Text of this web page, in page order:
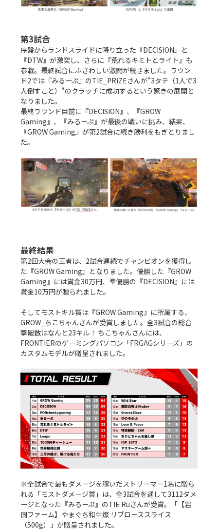
第3試合
序盤からランドスライドに降り立った『DECISION』と
『DTW』が激突し、さらに『荒れるキミトとライト』も
参戦。最終試合にふさわしい激闘が続きました。ラウン
ド2では『みるーぷ』のTIE_PRiZEさんが"3タテ（1人で3
人倒すこと）"のクラッチに成功するという驚きの展開と
なりました。
最終ラウンド目前に『DECISION』、『GROW
Gaming』、『みるーぷ』が最後の戦いに挑み、結果、
『GROW Gaming』が第2試合に続き勝利をもぎとりまし
た。
最終結果
第2回大会の王者は、2試合連続でチャンピオンを獲得し
た『GROW Gaming』となりました。優勝した『GROW
Gaming』には賞金30万円、準優勝の『DECISION』には
賞金10万円が贈られました。
そしてモストキル賞は『GROW Gaming』に所属する、
GROW_ちこちゃんさんが受賞しました。全3試合の総合
撃破数はなんと23キル！ ちこちゃんさんには、
FRONTIERのゲーミングパソコン「FRGAGシリーズ」の
カスタムモデルが贈呈されました。
※全試合で最もダメージを稼いだストリーマー1名に贈ら
れる「モストダメージ賞」は、全3試合を通して3112ダメ
ージとなった『みるーぷ』のTIE Ruさんが受賞。「【岩
国ファーム】やまぐち和牛燦 リブローススライス
（500g）」が贈呈されました。